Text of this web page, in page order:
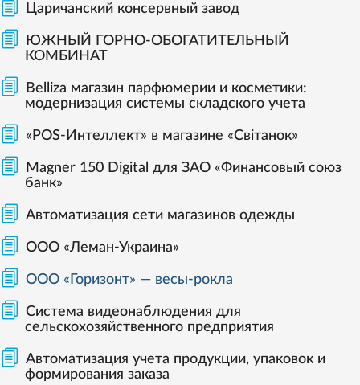
Царичанский консервный завод
ЮЖНЫЙ ГОРНО-ОБОГАТИТЕЛЬНЫЙ
КОМБИНАТ
Belliza магазин парфюмерии и косметики:
модернизация системы складского учета
«POS-Интеллект» в магазине «Світанок»
Magner 150 Digital для ЗАО «Финансовый союз
банк»
Автоматизация сети магазинов одежды
ООО «Леман-Украина»
ООО «Горизонт» — весы-рокла
Система видеонаблюдения для
сельскохозяйственного предприятия
Автоматизация учета продукции, упаковок и
формирования заказа